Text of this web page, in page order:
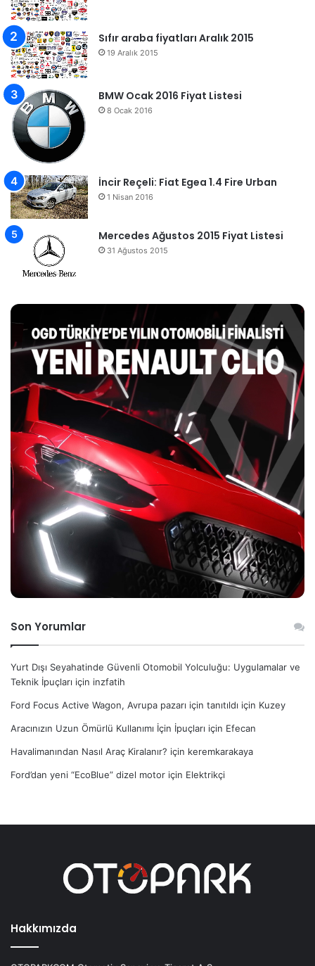
Sıfır araba fiyatları Aralık 2015
19 Aralık 2015
BMW Ocak 2016 Fiyat Listesi
8 Ocak 2016
İncir Reçeli: Fiat Egea 1.4 Fire Urban
1 Nisan 2016
Mercedes Ağustos 2015 Fiyat Listesi
31 Ağustos 2015
Son Yorumlar
Yurt Dışı Seyahatinde Güvenli Otomobil Yolculuğu: Uygulamalar ve
Teknik İpuçları için inzfatih
Ford Focus Active Wagon, Avrupa pazarı için tanıtıldı için Kuzey
Aracınızın Uzun Ömürlü Kullanımı İçin İpuçları için Efecan
Havalimanından Nasıl Araç Kiralanır? için keremkarakaya
Ford’dan yeni “EcoBlue” dizel motor için Elektrikçi
Hakkımızda